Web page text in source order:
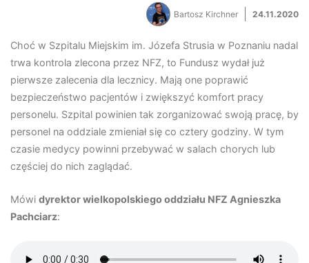
Bartosz Kirchner 24.11.2020
Choć w Szpitalu Miejskim im. Józefa Strusia w Poznaniu nadal
trwa kontrola zlecona przez NFZ, to Fundusz wydał już
pierwsze zalecenia dla lecznicy. Mają one poprawić
bezpieczeństwo pacjentów i zwiększyć komfort pracy
personelu. Szpital powinien tak zorganizować swoją pracę, by
personel na oddziale zmieniał się co cztery godziny. W tym
czasie medycy powinni przebywać w salach chorych lub
częściej do nich zaglądać.
Mówi dyrektor wielkopolskiego oddziału NFZ Agnieszka
Pachciarz: